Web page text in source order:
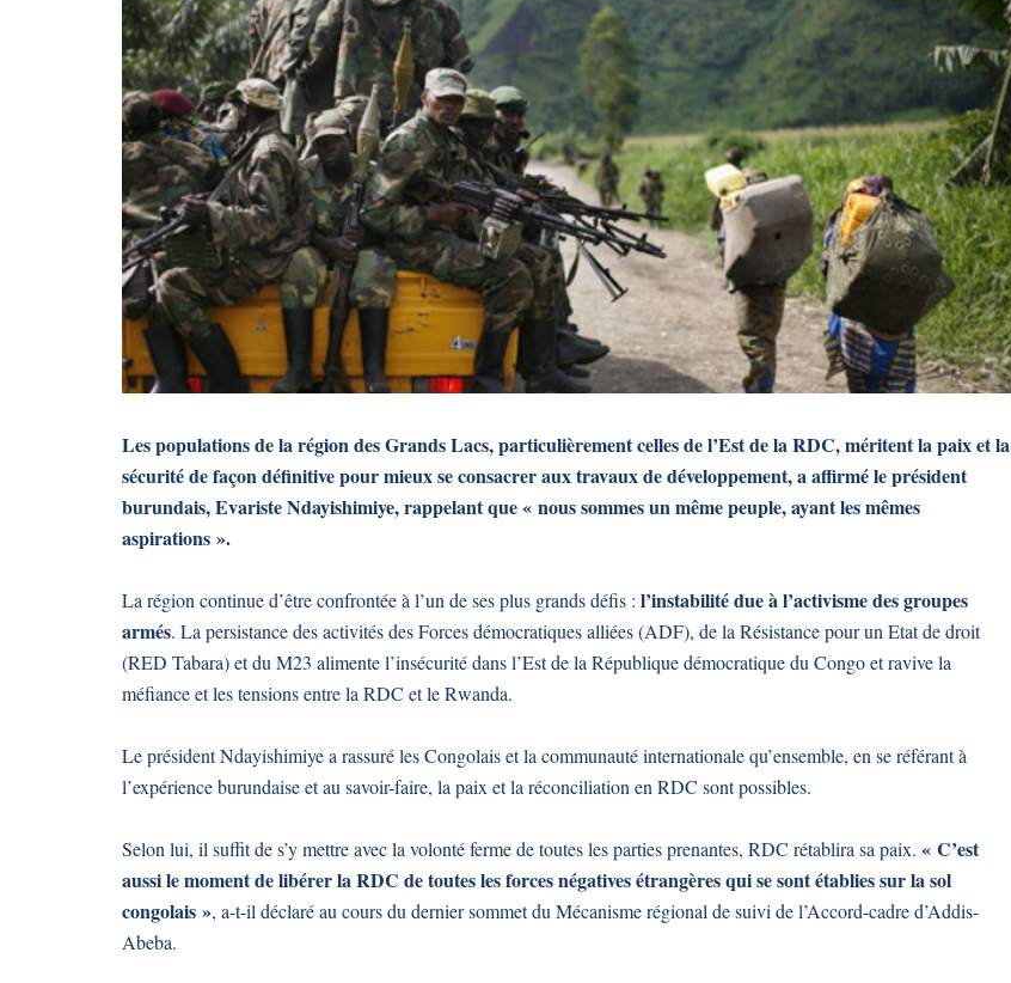
Les populations de la région des Grands Lacs, particulièrement celles de l’Est de la RDC, méritent la paix et la
sécurité de façon définitive pour mieux se consacrer aux travaux de développement, a affirmé le président
burundais, Evariste Ndayishimiye, rappelant que « nous sommes un même peuple, ayant les mêmes
aspirations ».
La région continue d’être confrontée à l’un de ses plus grands défis : l’instabilité due à l’activisme des groupes
armés. La persistance des activités des Forces démocratiques alliées (ADF), de la Résistance pour un Etat de droit
(RED Tabara) et du M23 alimente l’insécurité dans l’Est de la République démocratique du Congo et ravive la
méfiance et les tensions entre la RDC et le Rwanda.
Le président Ndayishimiye a rassuré les Congolais et la communauté internationale qu’ensemble, en se référant à
l’expérience burundaise et au savoir-faire, la paix et la réconciliation en RDC sont possibles.
Selon lui, il suffit de s’y mettre avec la volonté ferme de toutes les parties prenantes, RDC rétablira sa paix. « C’est
aussi le moment de libérer la RDC de toutes les forces négatives étrangères qui se sont établies sur la sol
congolais », a-t-il déclaré au cours du dernier sommet du Mécanisme régional de suivi de l’Accord-cadre d’Addis-
Abeba.